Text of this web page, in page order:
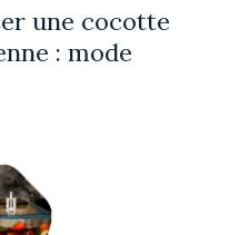
une cocotte
: mode